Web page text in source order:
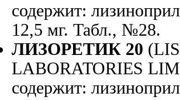
содержит:
12,5 мг. Табл., №28.
ЛИЗОРЕТИК 20
LABORATORIES
содержит: